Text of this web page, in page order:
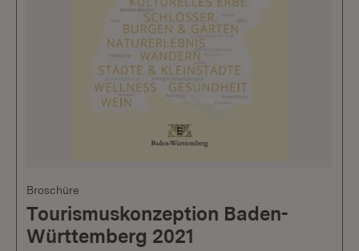
Broschüre
Tourismuskonzeption Baden-
Württemberg 2021